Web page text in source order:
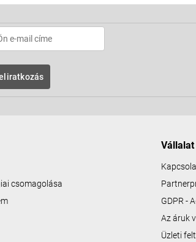
csomagolása
Vállalat
GDPR -
Az áruk
Üzleti